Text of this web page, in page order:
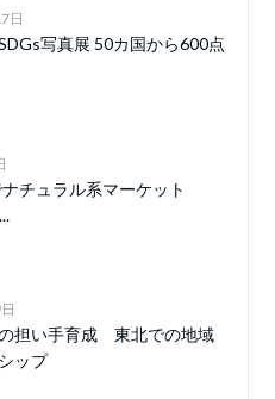
日
写真展 50カ国から600点
チュラル系マーケット
担い手育成 東北での地域
ップ